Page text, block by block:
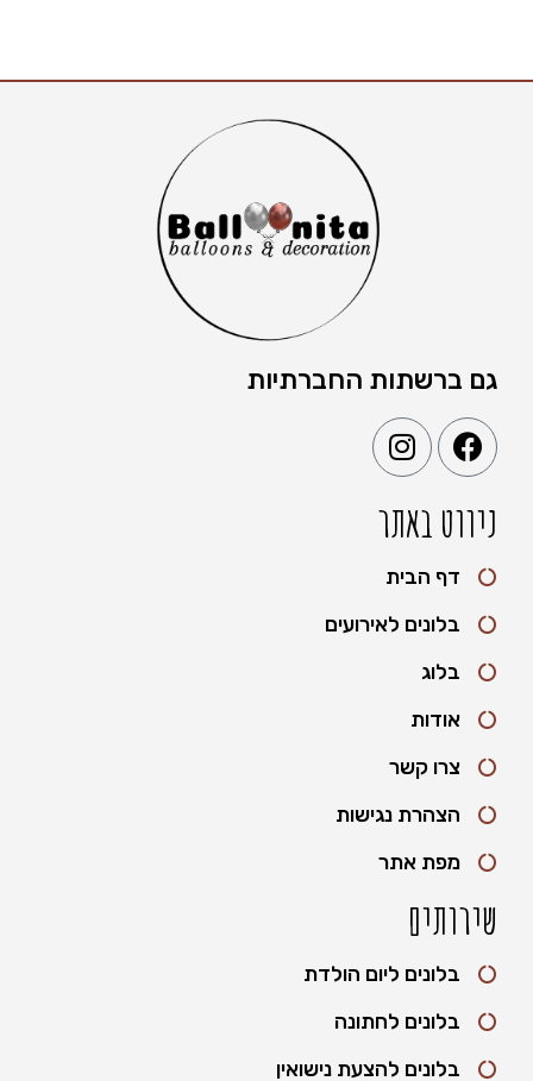
גם ברשתות החברתיות
ניווט באתר
דף הבית
בלונים לאירועים
בלוג
אודות
צרו קשר
הצהרת נגישות
מפת אתר
שירותים
בלונים ליום הולדת
בלונים לחתונה
בלונים להצעת נישואין